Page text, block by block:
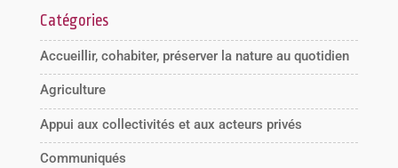
Catégories
Accueillir, cohabiter, préserver la nature au quotidien
Agriculture
Appui aux collectivités et aux acteurs privés
Communiqués